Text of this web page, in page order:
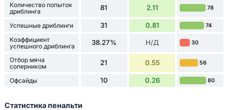
Количество попыток
дриблинга
81 2.11 78
Успешные дриблинги 31 0.81 74
Коэффициент
успешного дриблинга
38.27% Н/Д 30
Отбор мяча
соперником
21 0.55 56
Офсайды 10 0.26 80
Статистика пенальти